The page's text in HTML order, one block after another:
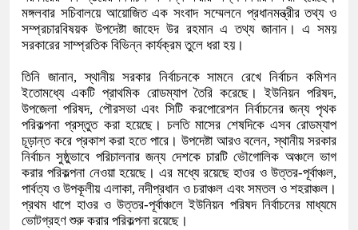
মঙ্গলবার সচিবালয়ে আয়োজিত এক সংবাদ সম্মেলনে প্রধানমন্ত্রীর তথ্য ও
সম্প্রচারবিষয়ক উপদেষ্টা জাহেদ উর রহমান এ তথ্য জানান। এ সময়
সরকারের সাম্প্রতিক বিভিন্ন কার্যক্রম তুলে ধরা হয়।
তিনি জানান, স্থানীয় সরকার নির্বাচনকে সামনে রেখে নির্বাচন কমিশন
ইতোমধ্যে একটি প্রাথমিক রোডম্যাপ তৈরি করেছে। ইউনিয়ন পরিষদ,
উপজেলা পরিষদ, পৌরসভা এবং সিটি করপোরেশন নির্বাচনের জন্য পৃথক
পরিকল্পনা প্রস্তুত করা হয়েছে। চলতি মাসের শেষদিকে এসব রোডম্যাপ
চূড়ান্ত করে প্রকাশ করা হতে পারে। উপদেষ্টা আরও বলেন, স্থানীয় সরকার
নির্বাচন সুষ্ঠুভাবে পরিচালনার জন্য দেশকে চারটি ভৌগোলিক অঞ্চলে ভাগ
করার পরিকল্পনা নেওয়া হয়েছে। এর মধ্যে রয়েছে হাওর ও উত্তর-পূর্বাঞ্চল,
পার্বত্য ও উপকূলীয় এলাকা, নদীপ্রধান ও চরাঞ্চল এবং সমতল ও শহরাঞ্চল।
প্রথম ধাপে হাওর ও উত্তর-পূর্বাঞ্চলে ইউনিয়ন পরিষদ নির্বাচনের মাধ্যমে
ভোটগ্রহণ শুরু করার পরিকল্পনা রয়েছে।